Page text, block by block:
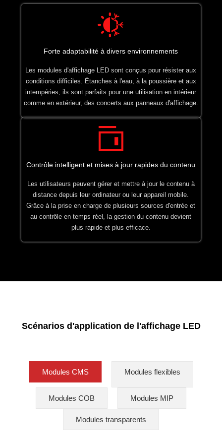
Forte adaptabilité à divers environnements
Les modules d'affichage LED sont conçus pour résister aux
conditions difficiles. Étanches à l'eau, à la poussière et aux
intempéries, ils sont parfaits pour une utilisation en intérieur
comme en extérieur, des concerts aux panneaux d'affichage.
Contrôle intelligent et mises à jour rapides du contenu
Les utilisateurs peuvent gérer et mettre à jour le contenu à
distance depuis leur ordinateur ou leur appareil mobile.
Grâce à la prise en charge de plusieurs sources d'entrée et
au contrôle en temps réel, la gestion du contenu devient
plus rapide et plus efficace.
Scénarios d'application de l'affichage LED
Modules CMS Modules flexibles
Modules COB Modules MIP
Modules transparents